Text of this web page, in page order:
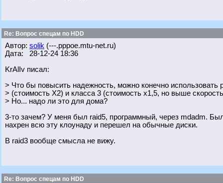
Re: Вопрос спецам по HDD
Автор: solik (---.pppoe.mtu-net.ru)
Дата: 28-12-24 18:36
KrAlIv писал:
> Что бы повысить надежность, можно конечно использовать
> (стоимость Х2) и класса 3 (стоимость х1,5, но выше
> Но... надо ли это для дома?
3-то зачем? У меня был raid5, программный, через mdadm.
нахрен всю эту клоунаду и перешел на обычные диски.
В raid3 вообще смысла не вижу.
Re: Вопрос спецам по HDD